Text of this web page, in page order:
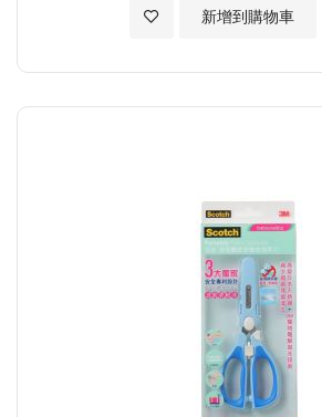
新增到購物車
加入至願望清單